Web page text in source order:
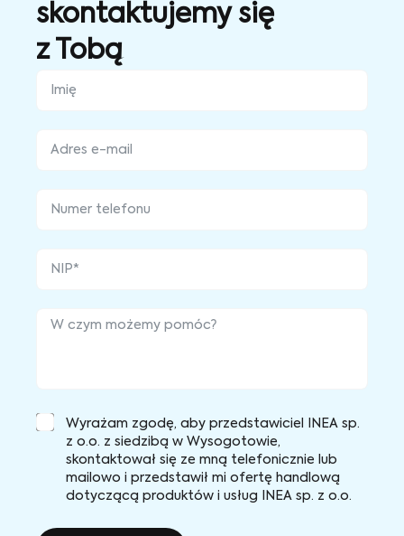
skontaktujemy się
z Tobą
Wyrażam zgodę, aby przedstawiciel INEA sp.
z o.o. z siedzibą w Wysogotowie,
skontaktował się ze mną telefonicznie lub
mailowo i przedstawił mi ofertę handlową
dotyczącą produktów i usług INEA sp. z o.o.